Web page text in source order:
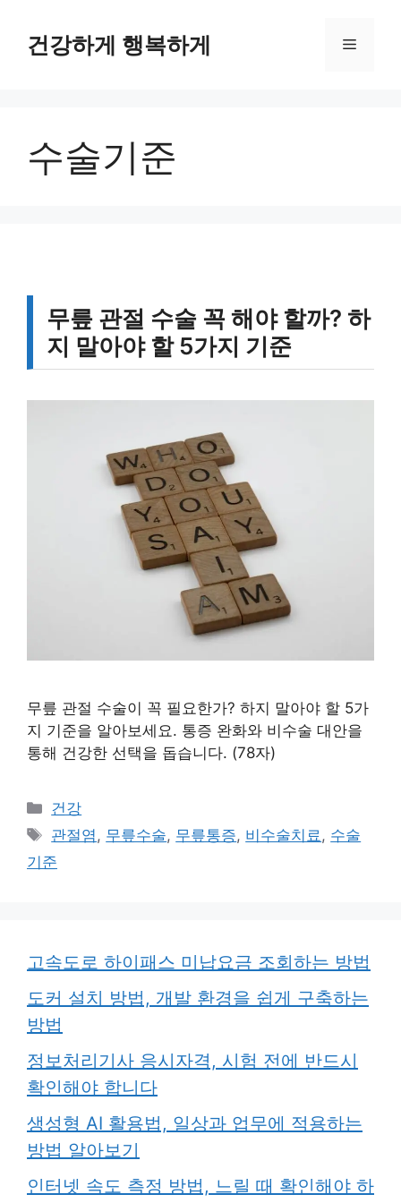
건강하게 행복하게 메
수술기준
무릎 관절 수술 꼭 해야 할까? 하
지 말아야 할 5가지 기준
무릎 관절 수술이 꼭 필요한가? 하지 말아야 할 5가
지 기준을 알아보세요. 통증 완화와 비수술 대안을
통해 건강한 선택을 돕습니다. (78자)
카
테
리
건강
태
그
관절염, 무릎수술, 무릎통증, 비수술치료, 수술
기준
고속도로 하이패스 미납요금 조회하는 방법
도커 설치 방법, 개발 환경을 쉽게 구축하는
방법
정보처리기사 응시자격, 시험 전에 반드시
확인해야 합니다
생성형 AI 활용법, 일상과 업무에 적용하는
방법 알아보기
인터넷 속도 측정 방법, 느릴 때 확인해야 하